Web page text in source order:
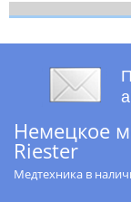
Немецкое
Riester
Медтехника в